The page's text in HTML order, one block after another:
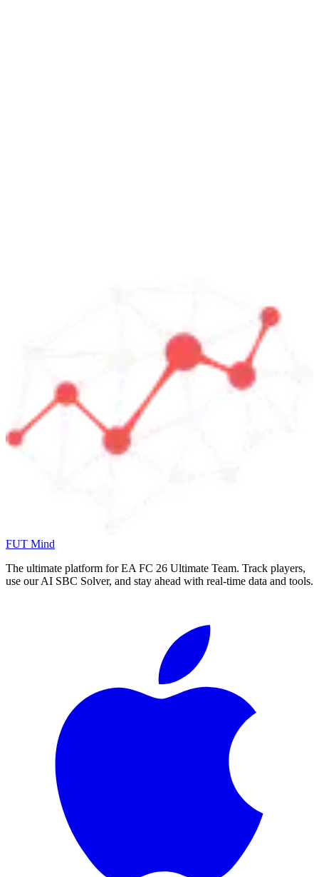
FUT Mind
The ultimate platform for EA FC 26 Ultimate Team. Track players,
use our AI SBC Solver, and stay ahead with real-time data and tools.